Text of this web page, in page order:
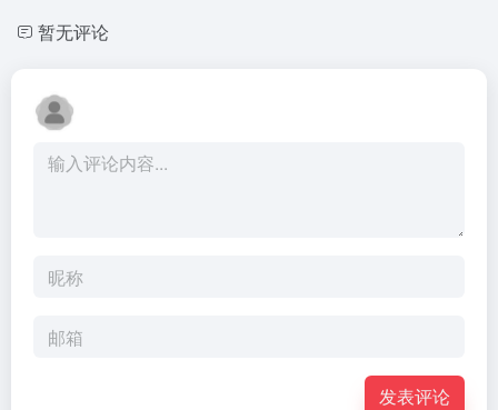
暂无评论
发表评论